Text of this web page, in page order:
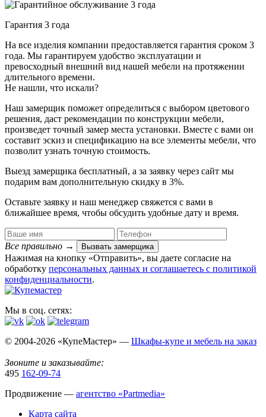
Гарантия 3 года
На все изделия компании предоставляется гарантия сроком 3
года. Мы гарантируем удобство эксплуатации и
превосходный внешний вид нашей мебели на протяжении
длительного времени.
Не нашли, что искали?
Наш замерщик поможет определиться с выбором цветового
решения, даст рекомендации по конструкции мебели,
произведет точный замер места установки. Вместе с вами он
составит эскиз и спецификацию на все элементы мебели, что
позволит узнать точную стоимость.
Выезд замерщика бесплатный, а за заявку через сайт мы
подарим вам дополнительную скидку в 3%.
Оставьте заявку и наш менеджер свяжется с вами в
ближайшее время, чтобы обсудить удобные дату и время.
Все правильно → Вызвать замерщика
Нажимая на кнопку «Отправить», вы даете согласие на
обработку персональных данных​ и соглашаетесь c политикой
конфиденциальности.
Мы в соц. сетях:
© 2004-2026 «КупеМастер» — Шкафы-купе и мебель на заказ
Звоните и заказывайте:
495 162-09-74
Продвижение — агентство «Partmedia»
Карта сайта